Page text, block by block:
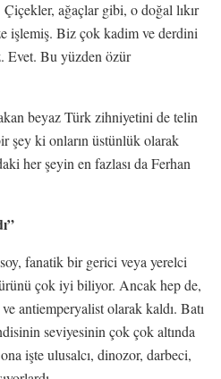
ağaçlar gibi, o doğal lıkır
işlemiş. Biz çok kadim ve derdini
Evet. Bu yüzden özür
beyaz Türk zihniyetini de telin
şey ki onların üstünlük olarak
her şeyin en fazlası da Ferhan
fanatik bir gerici veya yerelci
çok iyi biliyor. Ancak hep de,
antiemperyalist olarak kaldı. Batı
seviyesinin çok çok altında
işte ulusalcı, dinozor, darbeci,